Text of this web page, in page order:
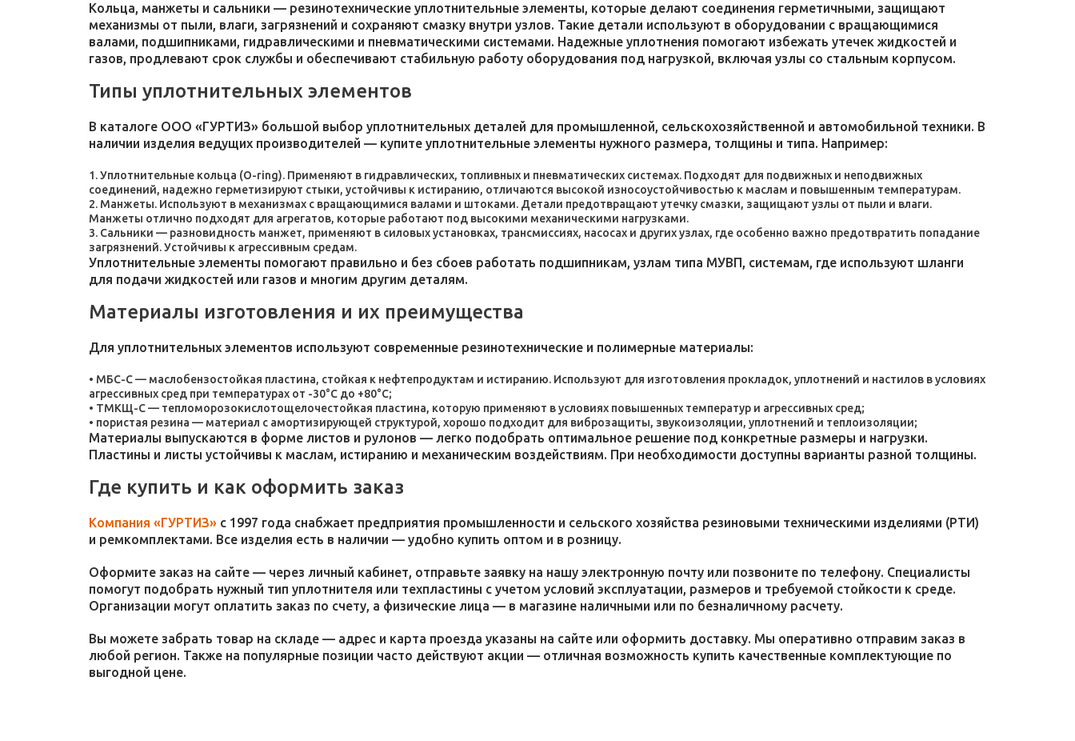
Кольца, манжеты и сальники — резинотехнические уплотнительные элементы, которые делают соединения герметичными, защищают
механизмы от пыли, влаги, загрязнений и сохраняют смазку внутри узлов. Такие детали используют в оборудовании с вращающимися
валами, подшипниками, гидравлическими и пневматическими системами. Надежные уплотнения помогают избежать утечек жидкостей и
газов, продлевают срок службы и обеспечивают стабильную работу оборудования под нагрузкой, включая узлы со стальным корпусом.
Типы уплотнительных элементов
В каталоге ООО «ГУРТИЗ» большой выбор уплотнительных деталей для промышленной, сельскохозяйственной и автомобильной техники. В
наличии изделия ведущих производителей — купите уплотнительные элементы нужного размера, толщины и типа. Например:
Уплотнительные кольца (O-ring). Применяют в гидравлических, топливных и пневматических системах. Подходят для подвижных и неподвижных
соединений, надежно герметизируют стыки, устойчивы к истиранию, отличаются высокой износоустойчивостью к маслам и повышенным температурам.
Манжеты. Используют в механизмах с вращающимися валами и штоками. Детали предотвращают утечку смазки, защищают узлы от пыли и влаги.
Манжеты отлично подходят для агрегатов, которые работают под высокими механическими нагрузками.
Сальники — разновидность манжет, применяют в силовых установках, трансмиссиях, насосах и других узлах, где особенно важно предотвратить попадание
загрязнений. Устойчивы к агрессивным средам.
Уплотнительные элементы помогают правильно и без сбоев работать подшипникам, узлам типа МУВП, системам, где используют шланги
для подачи жидкостей или газов и многим другим деталям.
Материалы изготовления и их преимущества
Для уплотнительных элементов используют современные резинотехнические и полимерные материалы:
МБС-С — маслобензостойкая пластина, стойкая к нефтепродуктам и истиранию. Используют для изготовления прокладок, уплотнений и настилов в условиях
агрессивных сред при температурах от -30°C до +80°C;
ТМКЩ-С — тепломорозокислотощелочестойкая пластина, которую применяют в условиях повышенных температур и агрессивных сред;
пористая резина — материал с амортизирующей структурой, хорошо подходит для виброзащиты, звукоизоляции, уплотнений и теплоизоляции;
Материалы выпускаются в форме листов и рулонов — легко подобрать оптимальное решение под конкретные размеры и нагрузки.
Пластины и листы устойчивы к маслам, истиранию и механическим воздействиям. При необходимости доступны варианты разной толщины.
Где купить и как оформить заказ
Компания «ГУРТИЗ» с 1997 года снабжает предприятия промышленности и сельского хозяйства резиновыми техническими изделиями (РТИ)
и ремкомплектами. Все изделия есть в наличии — удобно купить оптом и в розницу.
Оформите заказ на сайте — через личный кабинет, отправьте заявку на нашу электронную почту или позвоните по телефону. Специалисты
помогут подобрать нужный тип уплотнителя или техпластины с учетом условий эксплуатации, размеров и требуемой стойкости к среде.
Организации могут оплатить заказ по счету, а физические лица — в магазине наличными или по безналичному расчету.
Вы можете забрать товар на складе — адрес и карта проезда указаны на сайте или оформить доставку. Мы оперативно отправим заказ в
любой регион. Также на популярные позиции часто действуют акции — отличная возможность купить качественные комплектующие по
выгодной цене.